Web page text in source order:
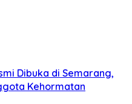
Dibuka di Semarang,
Kehormatan